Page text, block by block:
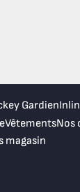
Gardien
VêtementsNos
magasin